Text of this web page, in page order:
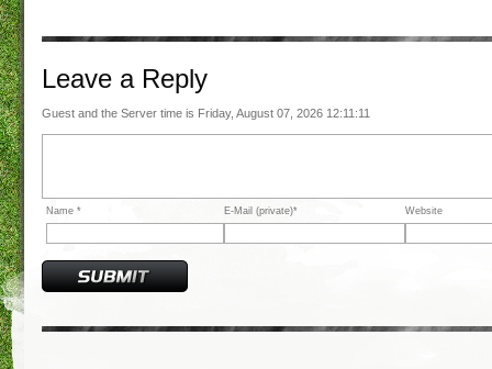
Leave a Reply
Guest and the Server time is Friday, August 07, 2026 12:11:11
Name * E-Mail (private)* Website